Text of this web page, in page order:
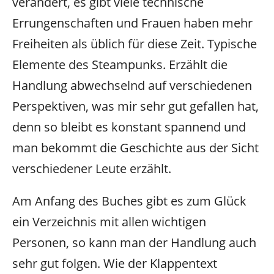
Errungenschaften und Frauen haben mehr
Freiheiten als üblich für diese Zeit. Typische
Elemente des Steampunks. Erzählt die
Handlung abwechselnd auf verschiedenen
Perspektiven, was mir sehr gut gefallen hat,
denn so bleibt es konstant spannend und
man bekommt die Geschichte aus der Sicht
verschiedener Leute erzählt.
Am Anfang des Buches gibt es zum Glück
ein Verzeichnis mit allen wichtigen
Personen, so kann man der Handlung auch
sehr gut folgen. Wie der Klappentext